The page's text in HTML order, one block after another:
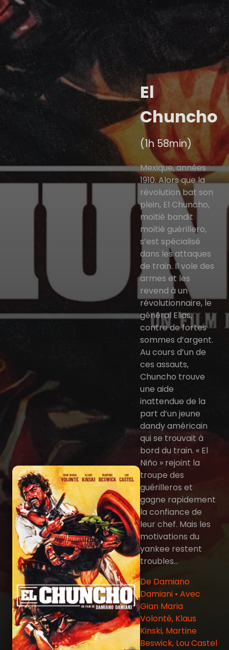
El
Chuncho
(1h 58min)
Mexique, années
1910. Alors que la
révolution bat son
plein, El Chuncho,
moitié bandit
moitié guérillero,
s’est spécialisé
dans les attaques
de train. Il vole des
armes et les
revend à un
révolutionnaire, le
général Elias,
contre de fortes
sommes d’argent.
Au cours d’un de
ces assauts,
Chuncho trouve
une aide
inattendue de la
part d’un jeune
dandy américain
qui se trouvait à
bord du train. « El
Niño » rejoint la
troupe des
guérilleros et
gagne rapidement
la confiance de
leur chef. Mais les
motivations du
yankee restent
troubles...
De Damiano
Damiani • Avec
Gian Maria
Volontè, Klaus
Kinski, Martine
Beswick, Lou Castel